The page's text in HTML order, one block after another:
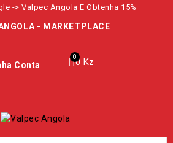
-> Valpec Angola E Obtenha 15%
- MARKETPLACE
Conta 0 Kz